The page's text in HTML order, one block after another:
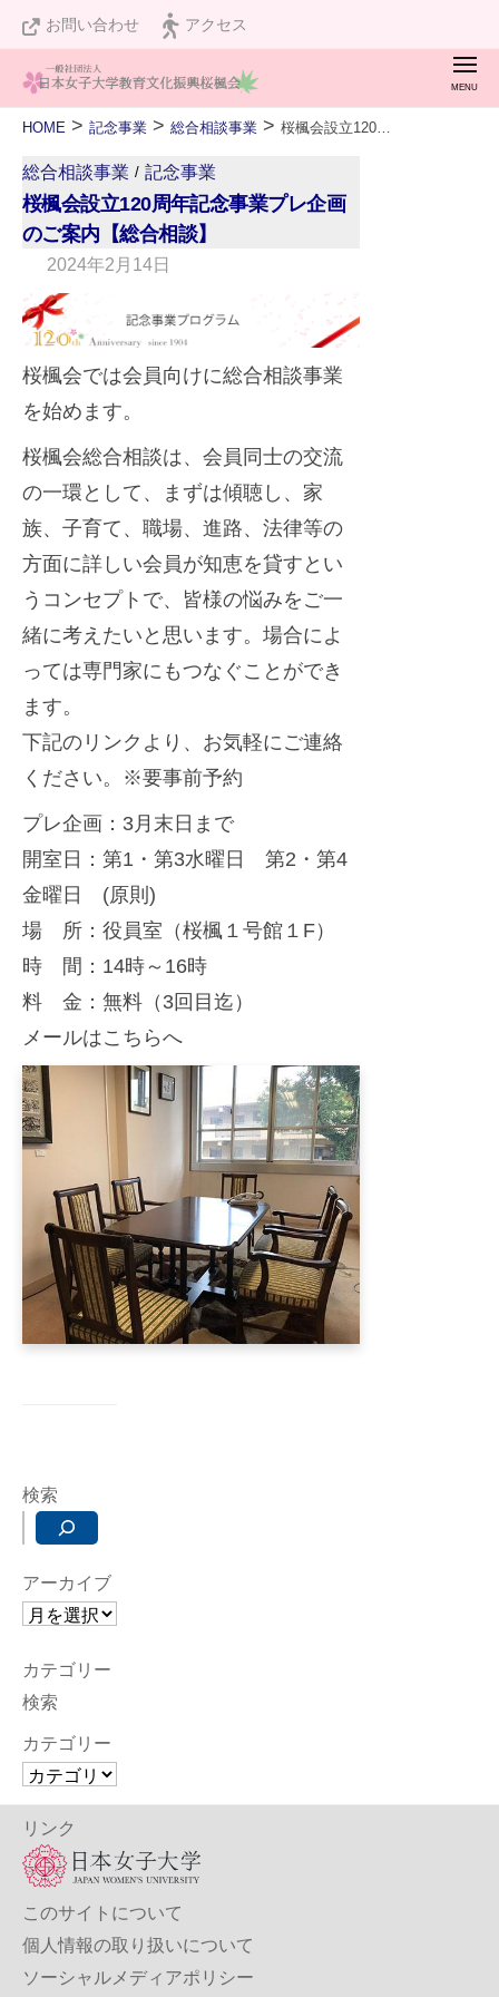
ン
お問い合わせ アクセス
桜
会
ち
は
設
１
２
０
周
年
を
迎
え
し
た
メ
ニ
HOME > 記念事業 > 総合相談事業 >
総合相談事業 / 記念事業
桜楓会設立120周年記念事業プレ企画
のご案内【総合相談】
2024年2月14日
A
d
s
e
r
桜楓会では会員向けに総合相談事業
を始めます。
桜楓会総合相談は、会員同士の交流
の一環として、まずは傾聴し、家
族、子育て、職場、進路、法律等の
方面に詳しい会員が知恵を貸すとい
うコンセプトで、皆様の悩みをご一
緒に考えたいと思います。場合によ
っては専門家にもつなぐことができ
ます。
下記のリンクより、お気軽にご連絡
ください。※要事前予約
プレ企画：3月末日まで
開室日：第1・第3水曜日 第2・第4
金曜日 (原則)
場 所：役員室（桜楓１号館１F）
時 間：14時～16時
料 金：無料（3回目迄）
メールはこちらへ
検索
アーカイブ
カテゴリー
検索
カテゴリー
リンク
このサイトについて
個人情報の取り扱いについて
ソーシャルメディアポリシー
楓